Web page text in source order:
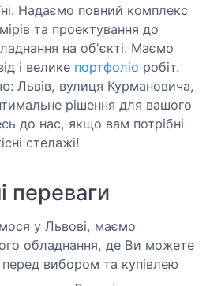
Надаємо повний комплекс
та проектування до
на об'єкті. Маємо
і велике портфоліо робіт.
Львів, вулиця Курмановича,
рішення для вашого
до нас, якщо вам потрібні
стелажі!
переваги
у Львові, маємо
обладнання, де Ви можете
вибором та купівлею